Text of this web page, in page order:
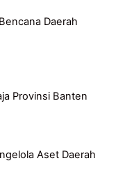
Daerah
Provinsi Banten
Aset Daerah